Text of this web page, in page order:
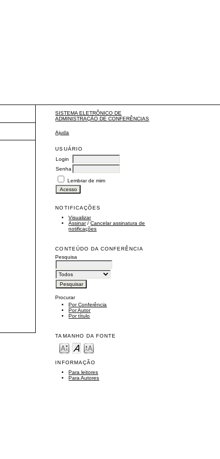
SISTEMA ELETRÔNICO DE
ADMINISTRAÇÃO DE CONFERÊNCIAS
Ajuda
USUÁRIO
Login
Senha
Lembrar de mim
NOTIFICAÇÕES
Visualizar
Assinar/Cancelar assinatura de
notificações
CONTEÚDO DA CONFERÊNCIA
Pesquisa
Procurar
Por Conferência
Por Autor
Por título
TAMANHO DA FONTE
INFORMAÇÃO
Para leitores
Para Autores